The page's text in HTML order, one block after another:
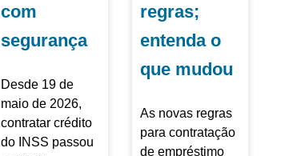
com
segurança
Desde 19 de
maio de 2026,
contratar crédito
do INSS passou
regras;
entenda o
que mudou
As novas regras
para contratação
de empréstimo